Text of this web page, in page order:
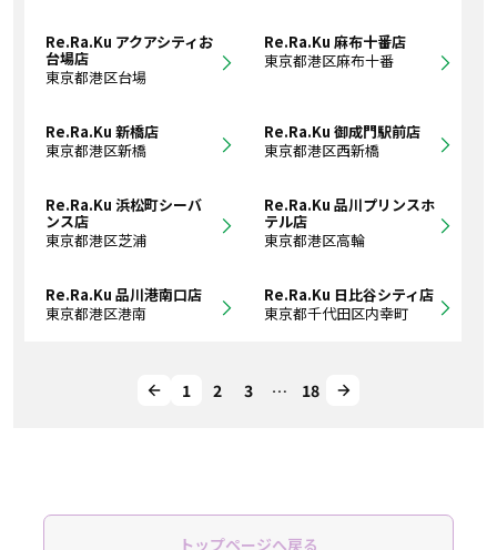
Re.Ra.Ku アクアシティお
台場店
東京都港区台場
Re.Ra.Ku 麻布十番店
東京都港区麻布十番
Re.Ra.Ku 新橋店
東京都港区新橋
Re.Ra.Ku 御成門駅前店
東京都港区西新橋
Re.Ra.Ku 浜松町シーバ
ンス店
東京都港区芝浦
Re.Ra.Ku 品川プリンスホ
テル店
東京都港区高輪
Re.Ra.Ku 品川港南口店
東京都港区港南
Re.Ra.Ku 日比谷シティ店
東京都千代田区内幸町
1 2 3 … 18
トップページへ戻る